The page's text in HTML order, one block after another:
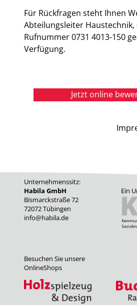
Für Rückfragen steht Ihnen
Abteilungsleiter
Rufnummer 0731 4013-150
Verfügung.
Jetzt online
Unternehmenssitz:
Habila GmbH
Bismarckstraße 72
72072 Tübingen
info@habila.de
Ein
Besuchen Sie unsere
OnlineShops